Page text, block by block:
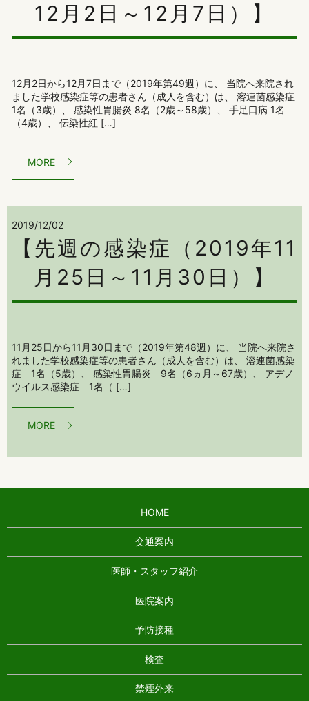
12月2日～12月7日）】
12月2日から12月7日まで（2019年第49週）に、 当院へ来院され
ました学校感染症等の患者さん（成人を含む）は、 溶連菌感染症
1名（3歳）、 感染性胃腸炎 8名（2歳～58歳）、 手足口病 1名
（4歳）、 伝染性紅 […]
MORE
2019/12/02
【先週の感染症（2019年11
月25日～11月30日）】
11月25日から11月30日まで（2019年第48週）に、 当院へ来院さ
れました学校感染症等の患者さん（成人を含む）は、 溶連菌感染
症 1名（5歳）、 感染性胃腸炎 9名（6ヵ月～67歳）、 アデノ
ウイルス感染症 1名（ […]
MORE
HOME
交通案内
医師・スタッフ紹介
医院案内
予防接種
検査
禁煙外来